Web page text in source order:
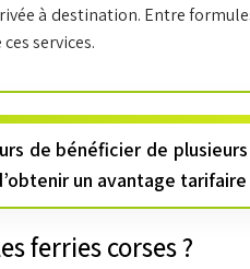
à destination. Entre
services.
de bénéficier de
un avantage
ferries corses ?